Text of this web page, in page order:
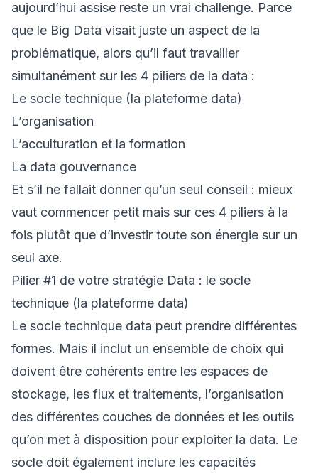
aujourd’hui assise reste un vrai challenge. Parce
que le Big Data visait juste un aspect de la
problématique, alors qu’il faut travailler
simultanément sur les 4 piliers de la data :
Le socle technique (la plateforme data)
L’organisation
L’acculturation et la formation
La data gouvernance
Et s’il ne fallait donner qu’un seul conseil : mieux
vaut commencer petit mais sur ces 4 piliers à la
fois plutôt que d’investir toute son énergie sur un
seul axe.
Pilier #1 de votre stratégie Data : le socle
technique (la plateforme data)
Le socle technique data peut prendre différentes
formes. Mais il inclut un ensemble de choix qui
doivent être cohérents entre les espaces de
stockage, les flux et traitements, l’organisation
des différentes couches de données et les outils
qu’on met à disposition pour exploiter la data. Le
socle doit également inclure les capacités